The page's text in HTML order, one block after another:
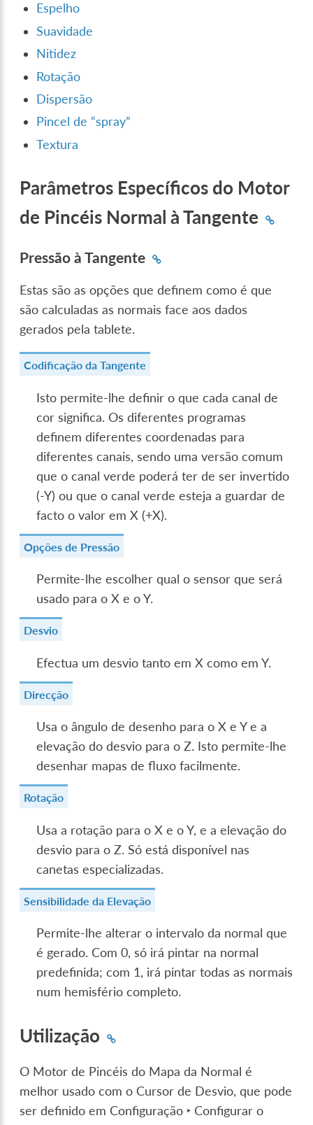
Espelho
Suavidade
Nitidez
Rotação
Dispersão
Pincel de “spray”
Textura
Parâmetros Específicos do Motor
de Pincéis Normal à Tangente
Pressão à Tangente
Estas são as opções que definem como é que
são calculadas as normais face aos dados
gerados pela tablete.
Codificação da Tangente
Isto permite-lhe definir o que cada canal de
cor significa. Os diferentes programas
definem diferentes coordenadas para
diferentes canais, sendo uma versão comum
que o canal verde poderá ter de ser invertido
(-Y) ou que o canal verde esteja a guardar de
facto o valor em X (+X).
Opções de Pressão
Permite-lhe escolher qual o sensor que será
usado para o X e o Y.
Desvio
Efectua um desvio tanto em X como em Y.
Direcção
Usa o ângulo de desenho para o X e Y e a
elevação do desvio para o Z. Isto permite-lhe
desenhar mapas de fluxo facilmente.
Rotação
Usa a rotação para o X e o Y, e a elevação do
desvio para o Z. Só está disponível nas
canetas especializadas.
Sensibilidade da Elevação
Permite-lhe alterar o intervalo da normal que
é gerado. Com 0, só irá pintar na normal
predefinida; com 1, irá pintar todas as normais
num hemisfério completo.
Utilização
O Motor de Pincéis do Mapa da Normal é
melhor usado com o Cursor de Desvio, que pode
ser definido em Configuração ‣ Configurar o